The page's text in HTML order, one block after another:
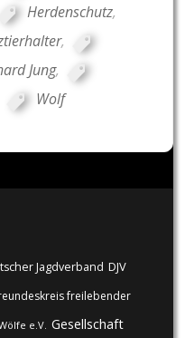
Herdenschutz,
,
Jung,
Wolf
Jagdverband DJV
freilebender
e.V. Gesellschaft